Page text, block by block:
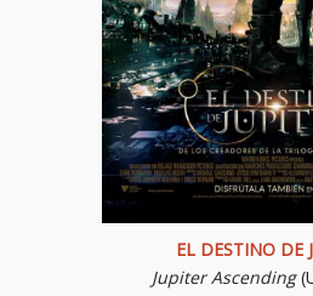
EL DESTINO DE
Jupiter Ascending